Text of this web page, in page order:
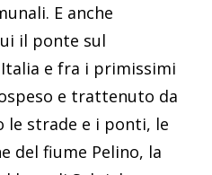
E anche
il ponte sul
e fra i primissimi
e trattenuto da
le strade e i ponti, le
del fiume Pelino, la